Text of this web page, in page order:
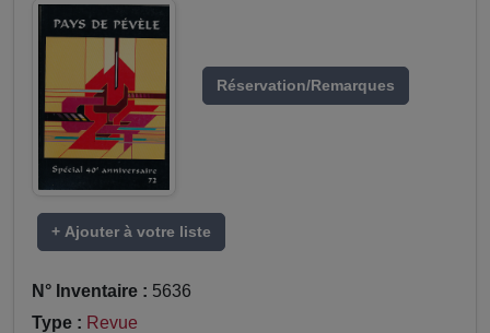
Réservation/Remarques
+ Ajouter à votre liste
N° Inventaire : 5636
Type : Revue